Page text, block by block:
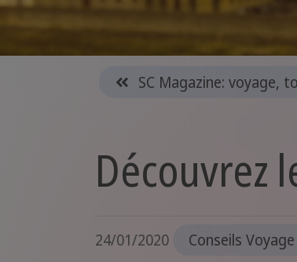
SC Magazine: voyage,
Découvrez
24/01/2020 Conseils Voyage